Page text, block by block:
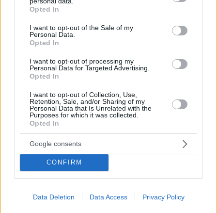
grant or deny consent to Google and its third-party tags to
use your data for below specified purposes in below Google
consent section.
Opted In
I want to opt-out of the Sale of my
Personal Data.
Opted In
I want to opt-out of processing my
Personal Data for Targeted Advertising.
Opted In
I want to opt-out of Collection, Use,
Retention, Sale, and/or Sharing of my
Personal Data that Is Unrelated with the
Purposes for which it was collected.
Opted In
Google consents
CONFIRM
Data Deletion Data Access Privacy Policy
Η Λίλα Μπακλέση έφερε στον κόσμο το πρώτο
της παιδί, δείτε την ανάρτηση του συντρόφου της
περί... λαού και εξουσίας
07.08.2026, 22:23
Βάλθηκε να τρελάνει κόσμο ο Καντέρ:
Ο Τούρκος πρώην σέντερ του NBA
δηλώνει ότι πληροί τα κριτήρια...
συμπερίληψης και δηλώνει υποψήφιος
να παίξει στο WNBA
07.08.2026, 23:30